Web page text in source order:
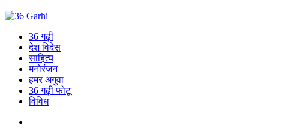
36 गढ़ी
देश विदेस
साहित्य
मनोरंजन
हमर अगुवा
36 गढ़ी फोटू
विविध